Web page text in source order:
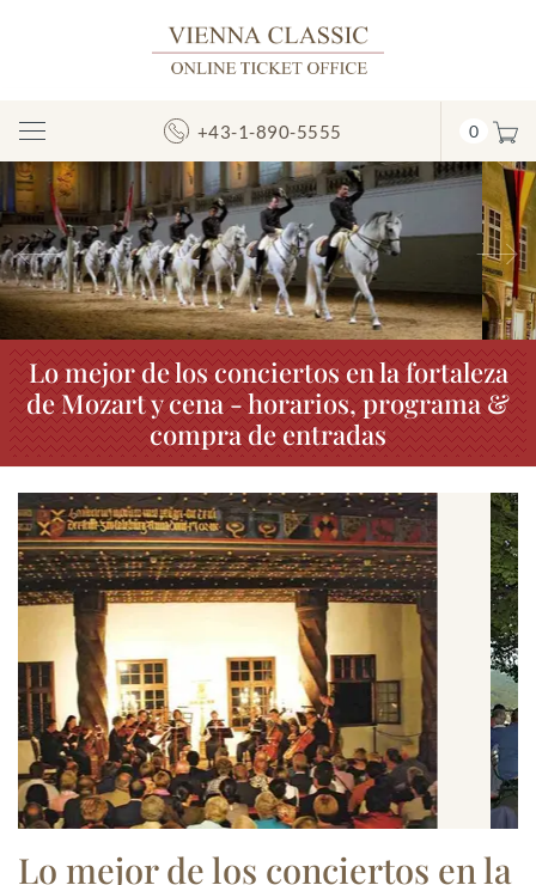
Mostrar/ocultar
la
navegación
+43-1-890-5555 0
Anterior
Lo mejor de los conciertos en la fortaleza
de Mozart y cena - horarios, programa &
compra de entradas
Lo mejor de los conciertos en la